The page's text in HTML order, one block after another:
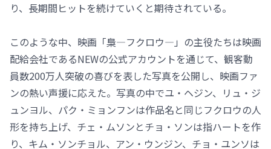
り、長期間ヒットを続けていくと期待されている。
このような中、映画「梟―フクロウ―」の主役たちは映画
配給会社であるNEWの公式アカウントを通じて、観客動
員数200万人突破の喜びを表した写真を公開し、映画ファ
ンの熱い声援に応えた。写真の中でユ・ヘジン、リュ・ジ
ュンヨル、パク・ミョンフンは作品名と同じフクロウの人
形を持ち上げ、チェ・ムソンとチョ・ソンは指ハートを作
り、キム・ソンチョル、アン・ウンジン、チョ・ユンソは